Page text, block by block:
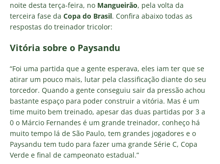
noite desta terça-feira, no Mangueirão, pela volta da
terceira fase da Copa do Brasil. Confira abaixo todas as
respostas do treinador tricolor:
Vitória sobre o Paysandu
“Foi uma partida que a gente esperava, eles iam ter que se
atirar um pouco mais, lutar pela classificação diante do seu
torcedor. Quando a gente conseguiu sair da pressão achou
bastante espaço para poder construir a vitória. Mas é um
time muito bem treinado, apesar das duas partidas por 3 a
0 o Márcio Fernandes é um grande treinador, conheço há
muito tempo lá de São Paulo, tem grandes jogadores e o
Paysandu tem tudo para fazer uma grande Série C, Copa
Verde e final de campeonato estadual.”